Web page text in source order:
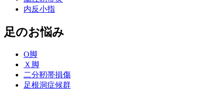
内反小指
足のお悩み
О脚
Ｘ脚
二分靭帯損傷
足根洞症候群